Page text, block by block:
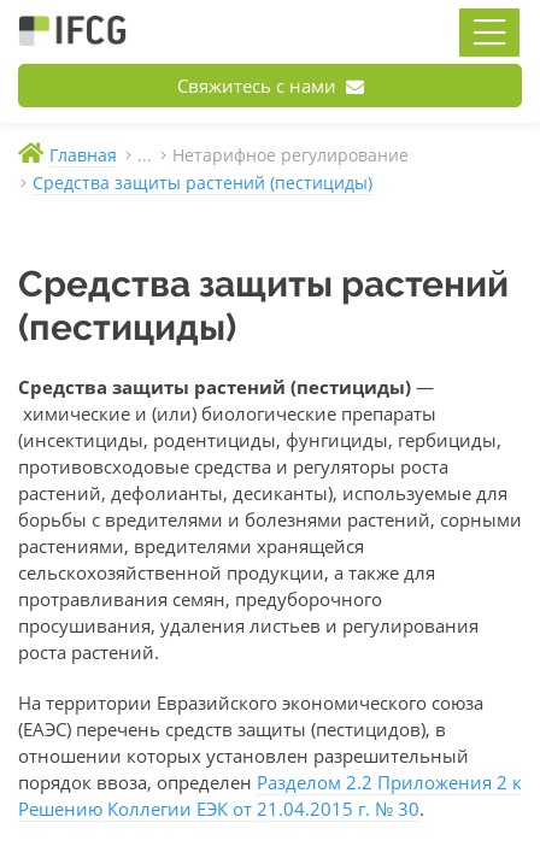
Свяжитесь с нами
Главная ...
Нетарифное регулирование
Средства защиты растений (пестициды)
Средства защиты растений
(пестициды)
Средства защиты растений (пестициды) —
химические и (или) биологические препараты
(инсектициды, родентициды, фунгициды, гербициды,
противовсходовые средства и регуляторы роста
растений, дефолианты, десиканты), используемые для
борьбы с вредителями и болезнями растений, сорными
растениями, вредителями хранящейся
сельскохозяйственной продукции, а также для
протравливания семян, предуборочного
просушивания, удаления листьев и регулирования
роста растений.
На территории Евразийского экономического союза
(ЕАЭС) перечень средств защиты (пестицидов), в
отношении которых установлен разрешительный
порядок ввоза, определен Разделом 2.2 Приложения 2 к
Решению Коллегии ЕЭК от 21.04.2015 г. № 30.